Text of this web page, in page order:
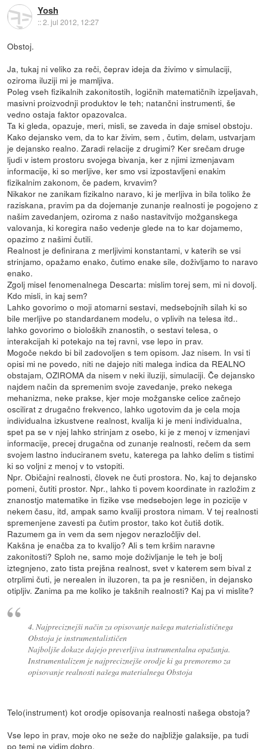
Yosh
::2. jul 2012, 12:27
Obstoj.
Ja, tukaj ni veliko za reči, čeprav ideja da živimo v simulaciji,
oziroma iluziji mi je mamljiva.
Poleg vseh fizikalnih zakonitostih, logičnih matematičnih izpeljavah,
masivni proizvodnji produktov le teh; natančni instrumenti, še
vedno ostaja faktor opazovalca.
Ta ki gleda, opazuje, meri, misli, se zaveda in daje smisel obstoju.
Kako dejansko vem, da to kar živim, sem , čutim, delam, ustvarjam
je dejansko realno. Zaradi relacije z drugimi? Ker srečam druge
ljudi v istem prostoru svojega bivanja, ker z njimi izmenjavam
informacije, ki so merljive, ker smo vsi izpostavljeni enakim
fizikalnim zakonom, če padem, krvavim?
Nikakor ne zanikam fizikalno naravo, ki je merljiva in bila toliko že
raziskana, pravim pa da dojemanje zunanje realnosti je pogojeno z
našim zavedanjem, oziroma z našo nastavitvijo možganskega
valovanja, ki koregira našo vedenje glede na to kar dojamemo,
opazimo z našimi čutili.
Realnost je definirana z merljivimi konstantami, v katerih se vsi
strinjamo, opažamo enako, čutimo enake sile, doživljamo to naravo
enako.
Zgolj misel fenomenalnega Descarta: mislim torej sem, mi ni dovolj.
Kdo misli, in kaj sem?
Lahko govorimo o moji atomarni sestavi, medsebojnih silah ki so
bile merljive po standardanem modelu, o vplivih na telesa itd..
lahko govorimo o bioloških znanostih, o sestavi telesa, o
interakcijah ki potekajo na tej ravni, vse lepo in prav.
Mogoče nekdo bi bil zadovoljen s tem opisom. Jaz nisem. In vsi ti
opisi mi ne povedo, niti ne dajejo niti malega indica da REALNO
obstajam, OZIROMA da nisem v neki iluziji, simulaciji. Če dejansko
najdem način da spremenim svoje zavedanje, preko nekega
mehanizma, neke prakse, kjer moje možganske celice začnejo
oscilirat z drugačno frekvenco, lahko ugotovim da je cela moja
individualna izkustvene realnost, kvalija ki je meni individualna,
spet pa se v njej lahko strinjam z osebo, ki je z menoj v izmenjavi
informacije, precej drugačna od zunanje realnosti, rečem da sem
svojem lastno induciranem svetu, katerega pa lahko delim s tistimi
ki so voljni z menoj v to vstopiti.
Npr. Običajni realnosti, človek ne čuti prostora. No, kaj to dejansko
pomeni, čutiti prostor. Npr., lahko ti povem koordinate in razložim z
znanostjo matematike in fizike vse medsebojen lege in pozicije v
nekem času, itd, ampak samo kvaliji prostora nimam. V tej realnosti
spremenjene zavesti pa čutim prostor, tako kot čutiš dotik.
Razumem ga in vem da sem njegov nerazločljiv del.
Kakšna je enačba za to kvalijo? Ali s tem kršim naravne
zakonitosti? Sploh ne, samo moje doživljanje le teh je bolj
iztegnjeno, zato tista prejšna realnost, svet v katerem sem bival z
otrplimi čuti, je nerealen in iluzoren, ta pa je resničen, in dejansko
otipljiv. Zanima pa me koliko je takšnih realnosti? Kaj pa vi mislite?
4. Najpreciznejši način za opisovanje našega materialističnega
Obstoja je instrumentalističen
Najboljše dokaze dajejo preverljiva instrumentalna opažanja.
Instrumentalizem je najpreciznejše orodje ki ga premoremo za
opisovanje realnosti našega materialnega Obstoja
Telo(instrument) kot orodje opisovanja realnosti našega obstoja?
Vse lepo in prav, moje oko ne seže do najbližje galaksije, pa tudi
po temi ne vidim dobro.